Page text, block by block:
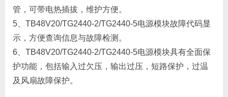
管，可带电热插拔，维护方便。
5、TB48V20/TG2440-2/TG2440-5电源模块故障代码显
示，方便查询信息与故障检测。
6、TB48V20/TG2440-2/TG2440-5电源模块具有全面保
护功能，包括输入过欠压，输出过压，短路保护，过温
及风扇故障保护。